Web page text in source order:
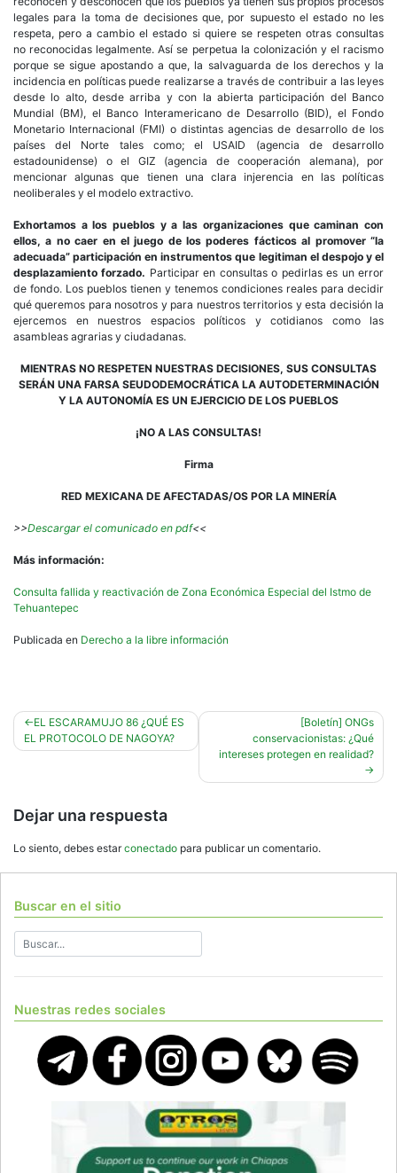
legales para la toma de decisiones que, por supuesto el estado no les
respeta, pero a cambio el estado si quiere se respeten otras consultas
no reconocidas legalmente. Así se perpetua la colonización y el racismo
porque se sigue apostando a que, la salvaguarda de los derechos y la
incidencia en políticas puede realizarse a través de contribuir a las leyes
desde lo alto, desde arriba y con la abierta participación del Banco
Mundial (BM), el Banco Interamericano de Desarrollo (BID), el Fondo
Monetario Internacional (FMI) o distintas agencias de desarrollo de los
países del Norte tales como; el USAID (agencia de desarrollo
estadounidense) o el GIZ (agencia de cooperación alemana), por
mencionar algunas que tienen una clara injerencia en las políticas
neoliberales y el modelo extractivo.
Exhortamos a los pueblos y a las organizaciones que caminan con
ellos, a no caer en el juego de los poderes fácticos al promover “la
adecuada” participación en instrumentos que legitiman el despojo y el
desplazamiento forzado. Participar en consultas o pedirlas es un error
de fondo. Los pueblos tienen y tenemos condiciones reales para decidir
qué queremos para nosotros y para nuestros territorios y esta decisión la
ejercemos en nuestros espacios políticos y cotidianos como las
asambleas agrarias y ciudadanas.
MIENTRAS NO RESPETEN NUESTRAS DECISIONES, SUS CONSULTAS
SERÁN UNA FARSA SEUDODEMOCRÁTICA LA AUTODETERMINACIÓN
Y LA AUTONOMÍA ES UN EJERCICIO DE LOS PUEBLOS
¡NO A LAS CONSULTAS!
Firma
RED MEXICANA DE AFECTADAS/OS POR LA MINERÍA
>>Descargar el comunicado en pdf<<
Más información:
Consulta fallida y reactivación de Zona Económica Especial del Istmo de
Tehuantepec
Publicada en Derecho a la libre información
Navegación
de
EL ESCARAMUJO 86 ¿QUÉ ES
EL PROTOCOLO DE NAGOYA?
[Boletín] ONGs
conservacionistas: ¿Qué
intereses protegen en realidad?
Dejar una respuesta
Lo siento, debes estarconectado para publicar un comentario.
Buscar en el sitio
Nuestras redes sociales